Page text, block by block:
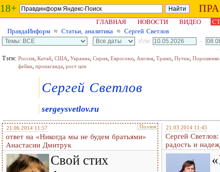
18+
ГЛАВНАЯ НОВОСТИ ВИДЕО
ПравдаИнформ ≈ Статьи, аналитика ≈ Сергей Светлов
Или:
–
Тэги: Россия, Китай, США, Украина, Сирия, Евросоюз, Англия, Трамп, Путин, Порошенко
фейки, пропаганда, рост цен
Сергей Светлов
sergeysvetlov.ru
21.06.2014 11:57 Поэзия
ответ на «Никогда мы не будем братьями»
Анастасии Дмитрук
Свой стих
21.03.2014 11:45
Сергей
радость и